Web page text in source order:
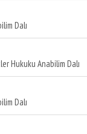
Dalı
Hukuku Anabilim Dalı
Dalı